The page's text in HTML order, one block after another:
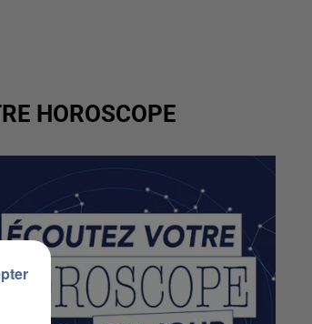
HOROSCOPE